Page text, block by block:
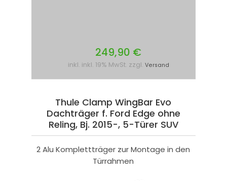
249,90 €
inkl. inkl. 19% MwSt. zzgl. Versand
Thule Clamp WingBar Evo
Dachträger f. Ford Edge ohne
Reling, Bj. 2015-, 5-Türer SUV
2 Alu Komplettträger zur Montage in den
Türrahmen